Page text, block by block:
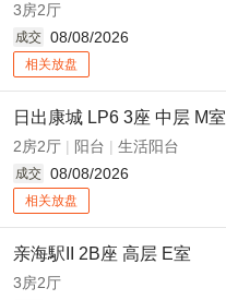
3房2厅
成交 08/08/2026
相关放盘
日出康城 LP6 3座 中层 M室
2房2厅 | 阳台 | 生活阳台
成交 08/08/2026
相关放盘
亲海駅II 2B座 高层 E室
3房2厅